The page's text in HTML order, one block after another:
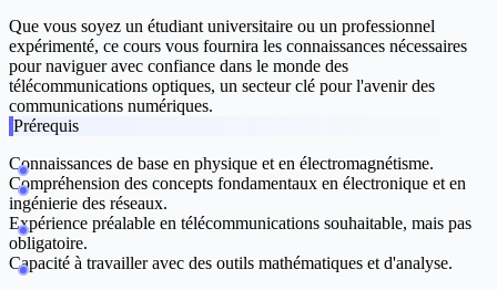
Que vous soyez un étudiant universitaire ou un professionnel
expérimenté, ce cours vous fournira les connaissances nécessaires
pour naviguer avec confiance dans le monde des
télécommunications optiques, un secteur clé pour l'avenir des
communications numériques.
Prérequis
Connaissances de base en physique et en électromagnétisme.
Compréhension des concepts fondamentaux en électronique et en
ingénierie des réseaux.
Expérience préalable en télécommunications souhaitable, mais pas
obligatoire.
Capacité à travailler avec des outils mathématiques et d'analyse.